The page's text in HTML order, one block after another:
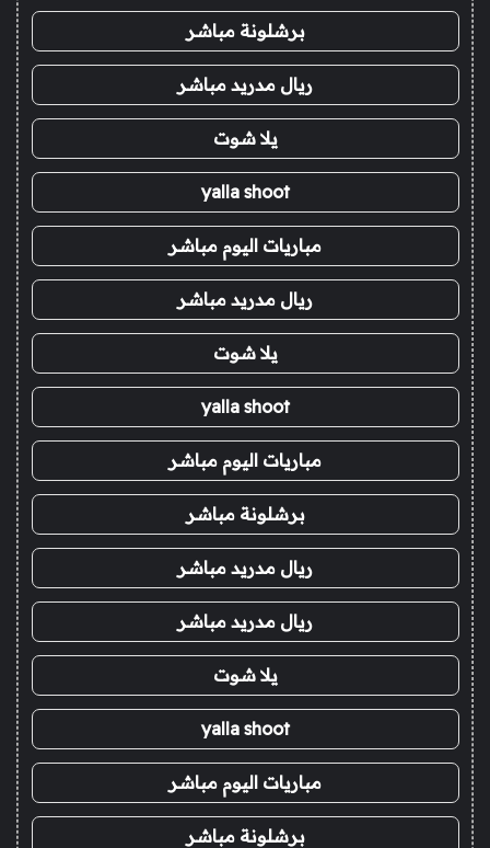
برشلونة مباشر
ريال مدريد مباشر
يلا شوت
yalla shoot
مباريات اليوم مباشر
ريال مدريد مباشر
يلا شوت
yalla shoot
مباريات اليوم مباشر
برشلونة مباشر
ريال مدريد مباشر
ريال مدريد مباشر
يلا شوت
yalla shoot
مباريات اليوم مباشر
برشلونة مباشر